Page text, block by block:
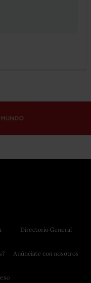
Directorio General
Anúnciate con nosotros